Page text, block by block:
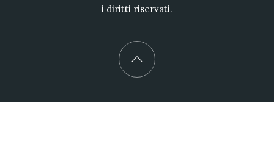
i diritti riservati.
Back to Top